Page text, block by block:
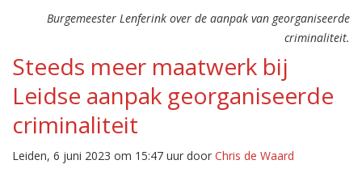
Burgemeester Lenferink over de aanpak van georganiseerde
criminaliteit.
Steeds meer maatwerk bij
Leidse aanpak georganiseerde
criminaliteit
Leiden, 6 juni 2023 om 15:47 uur door Chris de Waard